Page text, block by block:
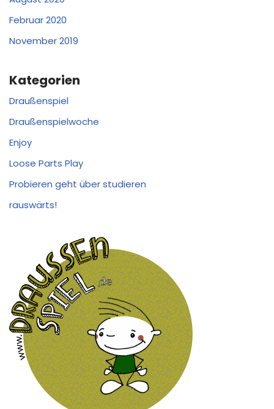
Februar 2020
November 2019
Kategorien
Draußenspiel
Draußenspielwoche
Enjoy
Loose Parts Play
Probieren geht über studieren
rauswärts!